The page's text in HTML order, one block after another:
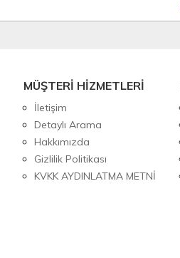
MÜŞTERİ HİZMETLERİ
İletişim
Detaylı Arama
Hakkımızda
Gizlilik Politikası
KVKK AYDINLATMA METNİ